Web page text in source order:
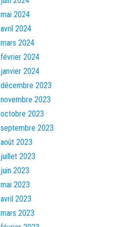
mai 2024
avril 2024
mars 2024
février 2024
janvier 2024
décembre 2023
novembre 2023
octobre 2023
septembre 2023
août 2023
juillet 2023
juin 2023
mai 2023
avril 2023
mars 2023